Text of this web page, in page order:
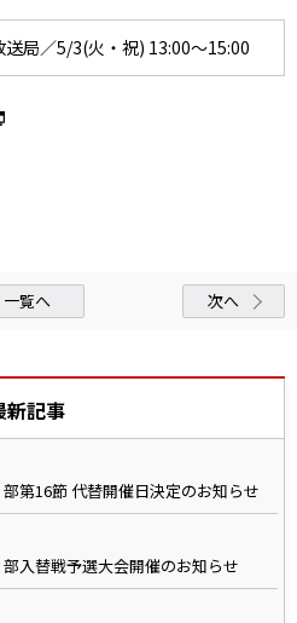
局／5/3(火・祝) 13:00～15:00
一覧へ 次へ
新記事
第16節 代替開催日決定のお知らせ
入替戦予選大会開催のお知らせ